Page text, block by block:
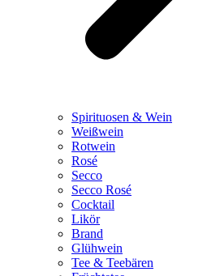
Spirituosen & Wein
Weißwein
Rotwein
Rosé
Secco
Secco Rosé
Cocktail
Likör
Brand
Glühwein
Tee & Teebären